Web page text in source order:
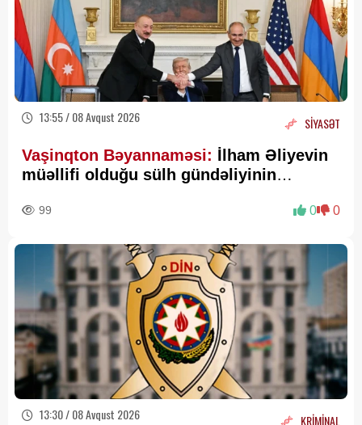
13:55 / 08 Avqust 2026 SİYASƏT
Vaşinqton Bəyannaməsi: İlham Əliyevin
müəllifi olduğu sülh gündəliyinin
99 0 0
13:30 / 08 Avqust 2026 KRİMİNAL